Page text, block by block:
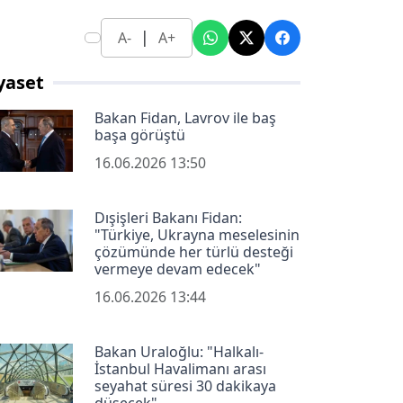
A- | A+
Bakan Fidan, Lavrov ile baş
başa görüştü
16.06.2026 13:50
Dışişleri Bakanı Fidan:
"Türkiye, Ukrayna meselesinin
çözümünde her türlü desteği
vermeye devam edecek"
16.06.2026 13:44
Bakan Uraloğlu: "Halkalı-
İstanbul Havalimanı arası
seyahat süresi 30 dakikaya